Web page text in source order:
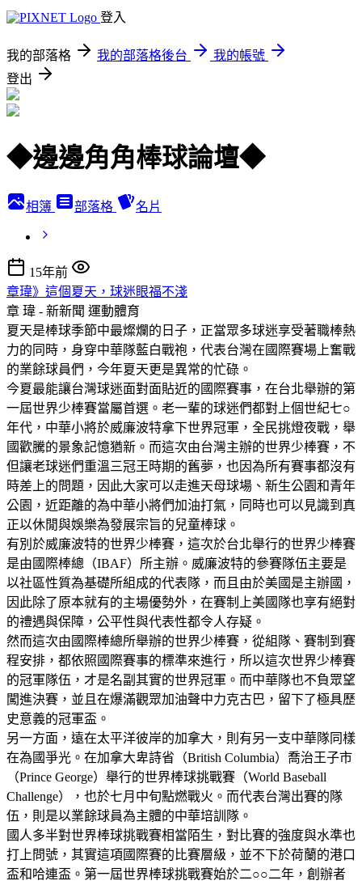
登入
我的部落格 我的部落格後台
我的帳號
登出
◆邊邊角角棒球論壇◆
相簿 部落格 名片
15年前
章瑋》這個夏天，球迷眼福不淺
章 瑋 - 新新聞 運動體育
夏天是棒球季節中最燦爛的日子，正當眾多球迷享受著職棒熱
力的同時，身穿中華隊藍白戰袍，代表台灣在國際賽場上奮戰
的業餘球員們，今年夏天更是異常的忙碌。
今夏最能讓台灣球迷面對面貼近的國際賽事，在台北舉辦的第
一屆世界少棒賽當屬首選。老一輩的球迷們都對上個世紀七○
年代，中華小將於威廉波特拿下世界冠軍，全民挑燈夜戰，舉
國歡騰的景象記憶猶新。而這次由台灣主辦的世界少棒賽，不
但讓老球迷們重溫三冠王時期的舊夢，也因為所有賽事都沒有
時差上的問題，因此大家可以走進天母球場、新生公園和青年
公園，近距離的為中華小將們加油打氣，同時也可以見識到真
正以休閒與娛樂為發展宗旨的兒童棒球。
有別於威廉波特的世界少棒賽，這次於台北舉行的世界少棒賽
是由國際棒總（IBAF）所主辦。威廉波特的參賽隊伍主要是
以社區性質為基礎所組成的代表隊，而且由於美國是主辦國，
因此除了原本就有的主場優勢外，在賽制上美國隊也享有絕對
的禮遇與保障，公平性與代表性都令人存疑。
然而這次由國際棒總所舉辦的世界少棒賽，從組隊、賽制到賽
程安排，都依照國際賽事的標準來進行，所以這次世界少棒賽
的冠軍隊伍，才是名副其實的世界冠軍。而中華隊也不負眾望
闖進決賽，並且在爆滿觀眾加油聲中力克古巴，留下了極具歷
史意義的冠軍盃。
另一方面，遠在太平洋彼岸的加拿大，則有另一支中華隊同樣
在為國爭光。在加拿大卑詩省（British Columbia）喬治王子市
（Prince George）舉行的世界棒球挑戰賽（World Baseball
Challenge），也於七月中旬點燃戰火。而代表台灣出賽的隊
伍，則是以業餘球員為主體的中華培訓隊。
國人多半對世界棒球挑戰賽相當陌生，對比賽的強度與水準也
打上問號，其實這項國際賽的比賽層級，並不下於荷蘭的港口
盃和哈連盃。第一屆世界棒球挑戰賽始於二○○二年，創辦者